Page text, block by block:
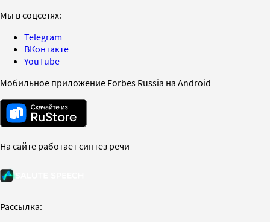
Мы в соцсетях:
Telegram
ВКонтакте
YouTube
Мобильное приложение Forbes Russia на Android
На сайте работает синтез речи
Рассылка: